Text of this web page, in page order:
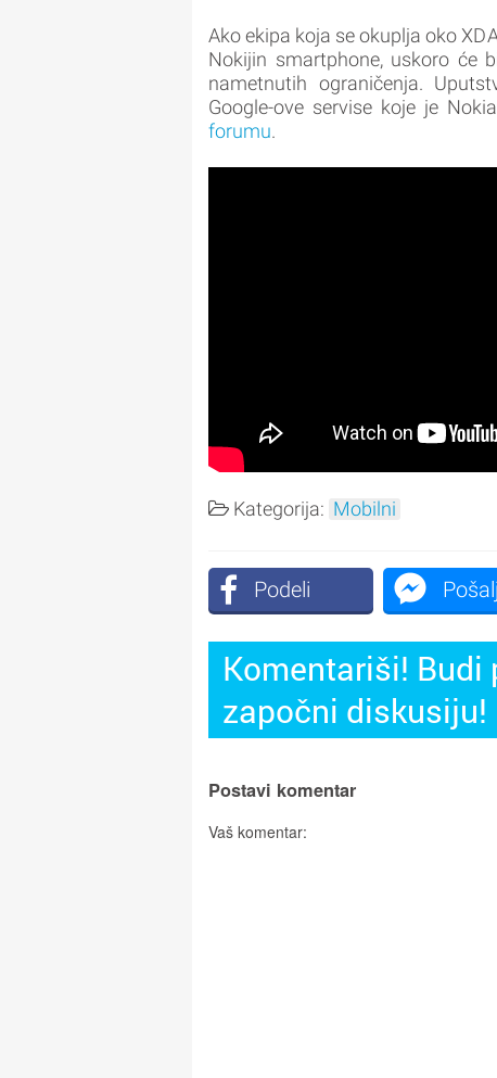
Ako ekipa koja se okuplja oko
Nokijin smartphone, uskoro će
nametnutih ograničenja.
Google-ove servise koje je
forumu.
Kategorija: Mobilni
Podeli
Komentariši! Budi
započni diskusiju!
Postavi komentar
Vaš komentar: